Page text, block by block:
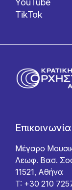
YouTube
TikTok
Επικοινωνία
Μέγαρο
Λεωφ. Βασ.
11521, Αθήνα
T: +30 210